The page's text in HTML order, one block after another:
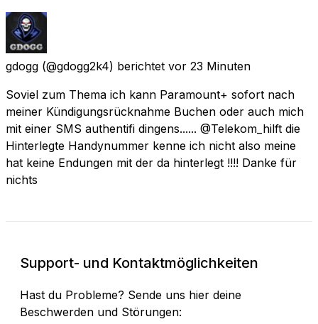
gdogg (@gdogg2k4) berichtet vor 23 Minuten
Soviel zum Thema ich kann Paramount+ sofort nach
meiner Kündigungsrücknahme Buchen oder auch mich
mit einer SMS authentifi dingens...... @Telekom_hilft die
Hinterlegte Handynummer kenne ich nicht also meine
hat keine Endungen mit der da hinterlegt !!!! Danke für
nichts
Support- und Kontaktmöglichkeiten
Hast du Probleme? Sende uns hier deine
Beschwerden und Störungen: